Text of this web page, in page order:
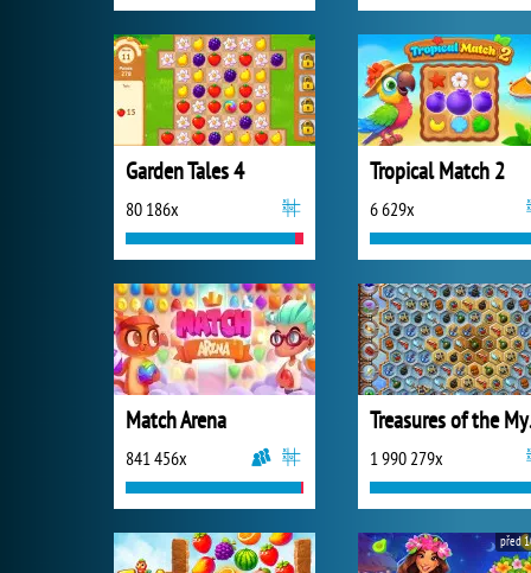
Garden Tales 4
80 186x
Tropical Match 2
6 629x
Match Arena
841 456x 1 990 279x
před